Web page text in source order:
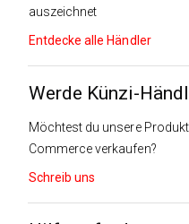
auszeichnet
Entdecke alle Händler
Werde Künzi-
Möchtest du unsere
Commerce verkaufen?
Schreib uns